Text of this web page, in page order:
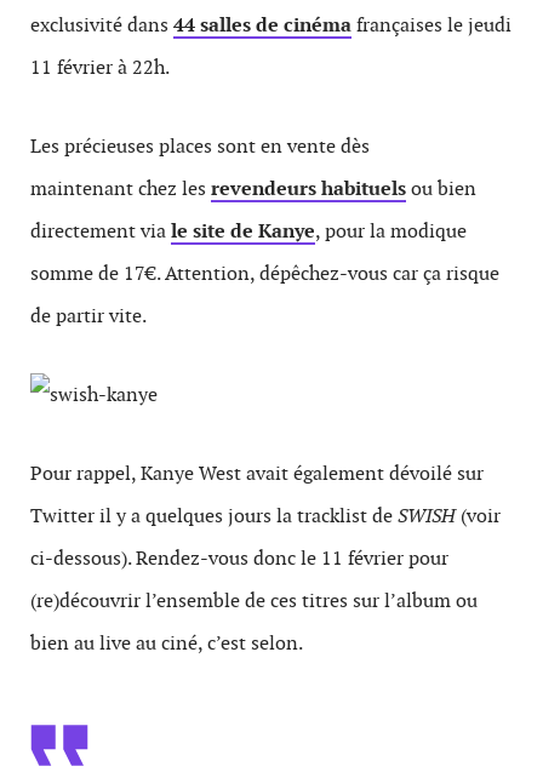
exclusivité dans 44 salles de cinémafrançaises le jeudi
11 février à 22h.
Les précieuses places sont en vente dès
maintenant chez les revendeurs habituelsou bien
directement viale site de Kanye, pour la modique
somme de 17€. Attention, dépêchez-vous car ça risque
de partir vite.
Pour rappel, Kanye West avait également dévoilé sur
Twitter il y a quelques jours la tracklist deSWISH(voir
ci-dessous). Rendez-vous donc le 11 février pour
(re)découvrir l’ensemble de ces titres sur l’album ou
bien au live au ciné, c’est selon.